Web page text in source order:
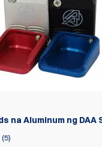
na Aluminum ng
(5)